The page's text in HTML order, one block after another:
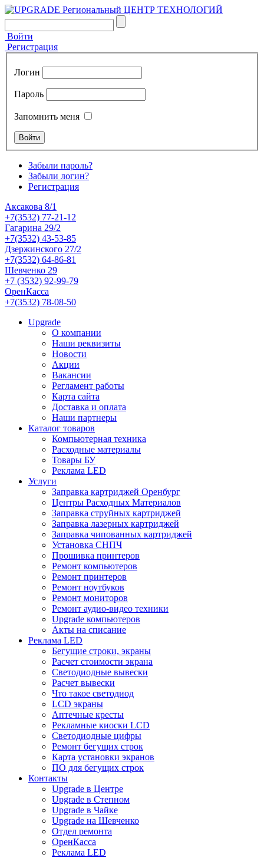
Войти
Регистрация
Логин
Пароль
Запомнить меня
Забыли пароль?
Забыли логин?
Регистрация
Аксакова 8/1
+7(3532) 77-21-12
Гагарина 29/2
+7(3532) 43-53-85
Дзержинского 27/2
+7(3532) 64-86-81
Шевченко 29
+7 (3532) 92-99-79
ОренКасса
+7(3532) 78-08-50
Upgrade
О компании
Наши реквизиты
Новости
Акции
Вакансии
Регламент работы
Карта сайта
Доставка и оплата
Наши партнеры
Каталог товаров
Компьютерная техника
Расходные материалы
Товары БУ
Реклама LED
Услуги
Заправка картриджей Оренбург
Центры Расходных Материалов
Заправка струйных картриджей
Заправка лазерных картриджей
Заправка чипованных картриджей
Установка СНПЧ
Прошивка принтеров
Ремонт компьютеров
Ремонт принтеров
Ремонт ноутбуков
Ремонт мониторов
Ремонт аудио-видео техники
Upgrade компьютеров
Акты на списание
Реклама LED
Бегущие строки, экраны
Расчет стоимости экрана
Светодиодные вывески
Расчет вывески
Что такое светодиод
LCD экраны
Аптечные кресты
Рекламные киоски LCD
Светодиодные цифры
Ремонт бегущих строк
Карта установки экранов
ПО для бегущих строк
Контакты
Upgrade в Центре
Upgrade в Степном
Upgrade в Чайке
Upgrade на Шевченко
Отдел ремонта
ОренКасса
Реклама LED